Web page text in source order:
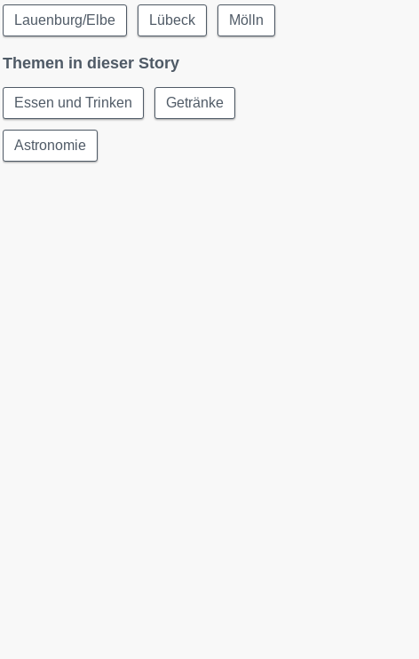
Lauenburg/Elbe Lübeck Mölln
Themen in dieser Story
Essen und Trinken Getränke
Astronomie